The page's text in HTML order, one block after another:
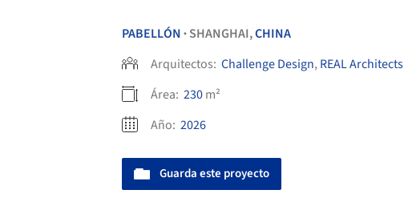
PABELLÓN • SHANGHAI,CHINA
Arquitectos: Challenge Design, REAL Architects
Área: 230m²
Año: 2026
Guarda este proyecto